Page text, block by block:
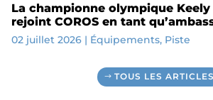
La championne olympique
rejoint COROS en tant
02 juillet 2026| Équipements, Piste
TOUS LES ARTICLES